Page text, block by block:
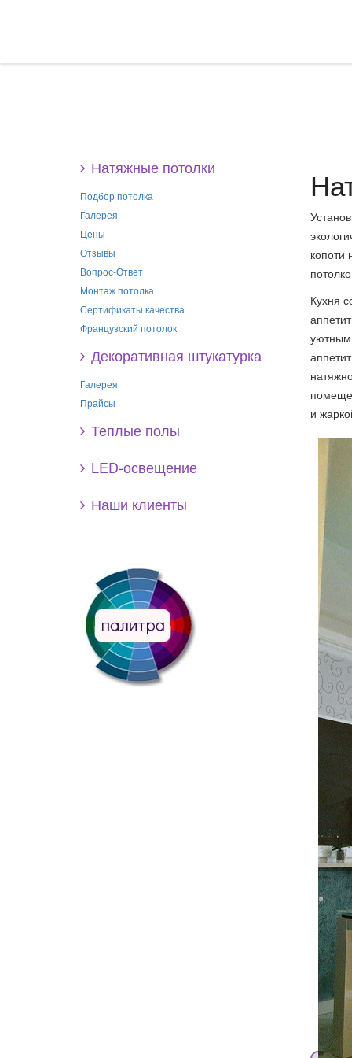
Натяжные потолки
Подбор потолка
Галерея
Цены
Отзывы
Вопрос-Ответ
Монтаж потолка
Сертификаты качества
Французский потолок
Декоративная штукатурка
Галерея
Прайсы
Теплые полы
LED-освещение
Наши клиенты
копоти
Кухня
и